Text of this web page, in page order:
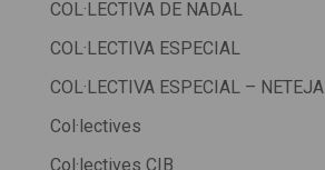
COL·LECTIVA DE NADAL
COL·LECTIVA ESPECIAL
COL·LECTIVA ESPECIAL – NETEJA
Col·lectives
Col·lectives CIB